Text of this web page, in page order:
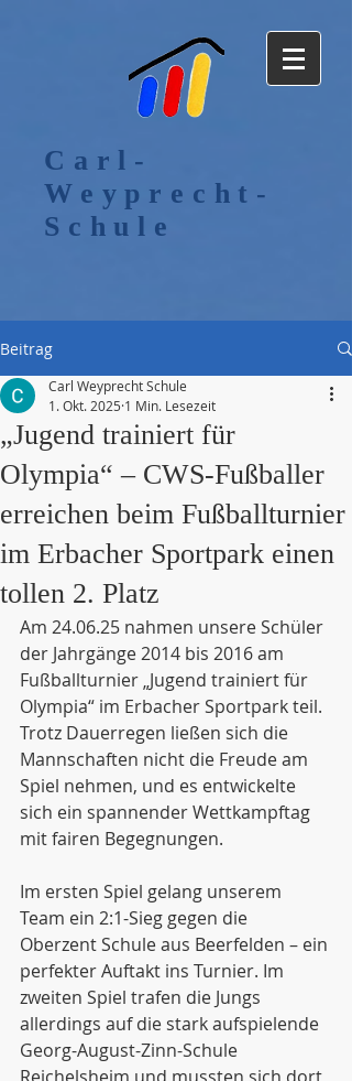
Carl-
Weyprecht-
Schule
Beitrag
„Jugend trainiert für
Olympia“ – CWS-Fußballer
erreichen beim Fußballturnier
im Erbacher Sportpark einen
tollen 2. Platz
Carl Weyprecht Schule
1. Okt. 2025 1 Min. Lesezeit
Am 24.06.25 nahmen unsere Schüler
der Jahrgänge 2014 bis 2016 am
Fußballturnier „Jugend trainiert für
Olympia“ im Erbacher Sportpark teil.
Trotz Dauerregen ließen sich die
Mannschaften nicht die Freude am
Spiel nehmen, und es entwickelte
sich ein spannender Wettkampftag
mit fairen Begegnungen.
Im ersten Spiel gelang unserem
Team ein 2:1-Sieg gegen die
Oberzent Schule aus Beerfelden – ein
perfekter Auftakt ins Turnier. Im
zweiten Spiel trafen die Jungs
allerdings auf die stark aufspielende
Georg-August-Zinn-Schule